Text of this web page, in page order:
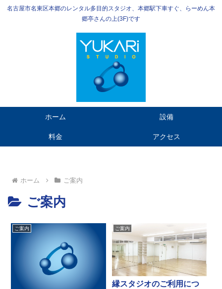
名古屋市名東区本郷のレンタル多目的スタジオ、本郷駅下車すぐ、らーめん本
郷亭さんの上(3F)です
ホーム 設備
料金 アクセス
ホーム ご案内
ご案内
ご案内 ご案内
縁スタジオのご利用につ